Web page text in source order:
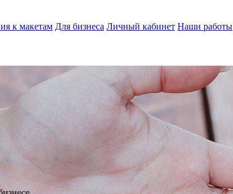
к макетам Для бизнеса Личный кабинет Наши работы